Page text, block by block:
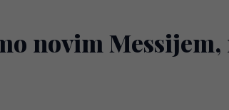
novim